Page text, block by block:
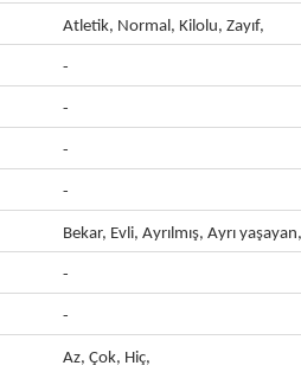
Atletik, Normal, Kilolu, Zayıf,
-
-
-
-
Bekar, Evli, Ayrılmış, Ayrı yaşayan,
-
-
Az, Çok, Hiç,